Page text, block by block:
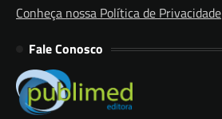
Conheça nossa Política de Privacidade
Fale Conosco